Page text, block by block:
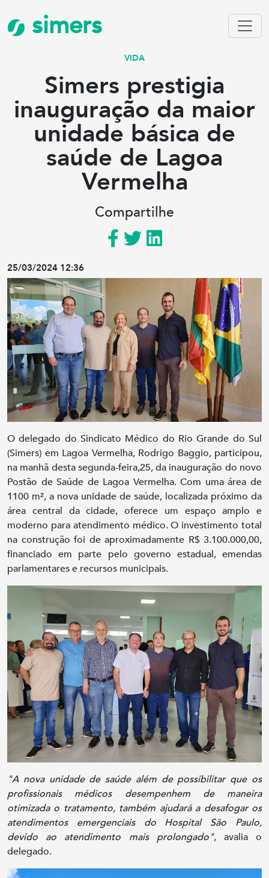
simers
VIDA
Simers prestigia
inauguração da maior
unidade básica de
saúde de Lagoa
Vermelha
Compartilhe
25/03/2024 12:36
O delegado do Sindicato Médico do Rio Grande do Sul
(Simers) em Lagoa Vermelha, Rodrigo Baggio, participou,
na manhã desta segunda-feira,25, da inauguração do novo
Postão de Saúde de Lagoa Vermelha. Com uma área de
1100 m², a nova unidade de saúde, localizada próximo da
área central da cidade, oferece um espaço amplo e
moderno para atendimento médico. O investimento total
na construção foi de aproximadamente R$ 3.100.000,00,
financiado em parte pelo governo estadual, emendas
parlamentares e recursos municipais.
"A nova unidade de saúde além de possibilitar que os
profissionais médicos desempenhem de maneira
otimizada o tratamento, também ajudará a desafogar os
atendimentos emergenciais do Hospital São Paulo,
devido ao atendimento mais prolongado", avalia o
delegado.